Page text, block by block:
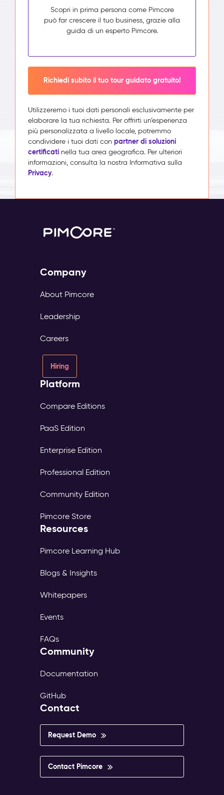
Scopri in prima persona come Pimcore
può far crescere il tuo business, grazie alla
guida di un esperto Pimcore.
Richiedi subito il tuo tour guidato gratuito!
Utilizzeremo i tuoi dati personali esclusivamente per
elaborare la tua richiesta. Per offrirti un’esperienza
più personalizzata a livello locale, potremmo
condividere i tuoi dati con partner di soluzioni
certificati nella tua area geografica. Per ulteriori
informazioni, consulta la nostra Informativa sulla
Privacy.
Company
About Pimcore
Leadership
Careers
Hiring
Platform
Compare Editions
PaaS Edition
Enterprise Edition
Professional Edition
Community Edition
Pimcore Store
Resources
Pimcore Learning Hub
Blogs & Insights
Whitepapers
Events
FAQs
Community
Documentation
GitHub
Contact
Request Demo
Contact Pimcore